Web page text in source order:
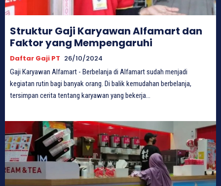
Struktur Gaji Karyawan Alfamart dan
Faktor yang Mempengaruhi
Daftar Gaji PT 26/10/2024
Gaji Karyawan Alfamart - Berbelanja di Alfamart sudah menjadi
kegiatan rutin bagi banyak orang. Di balik kemudahan berbelanja,
tersimpan cerita tentang karyawan yang bekerja...